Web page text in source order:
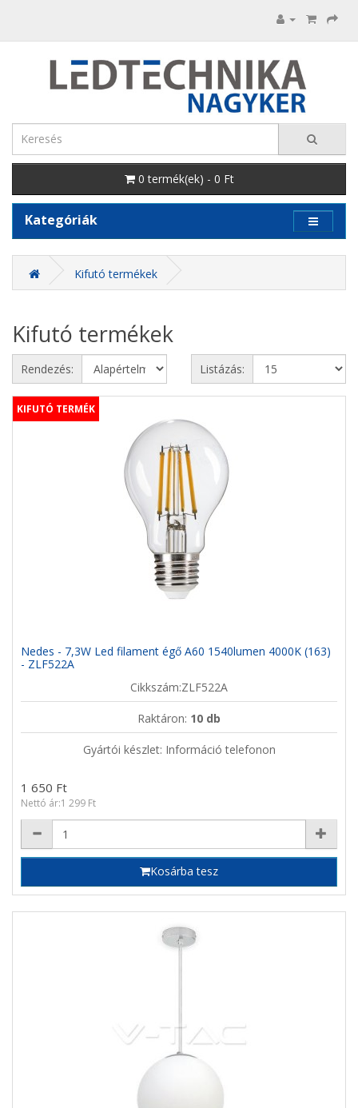
0 termék(ek) - 0 Ft
Kategóriák
Kifutó termékek
Kifutó termékek
Rendezés: Listázás:
KIFUTÓ TERMÉK
Nedes - 7,3W Led filament égő A60 1540lumen 4000K (163)
- ZLF522A
Cikkszám:ZLF522A
Raktáron: 10 db
Gyártói készlet: Információ telefonon
1 650 Ft
Nettó ár:1 299 Ft
Kosárba tesz